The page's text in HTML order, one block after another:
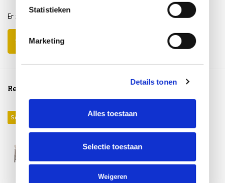
Statistieken
Marketing
Details tonen
Alles toestaan
Selectie toestaan
Weigeren
Er zijn nog geen reviews geschreven over dit product..
Schrijf je eigen review
Reeds bekeken
Sale 26%